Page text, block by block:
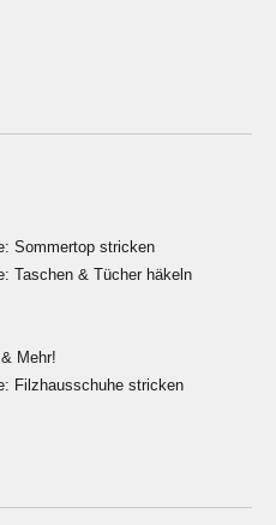
Sommertop stricken
Taschen & Tücher häkeln
Mehr!
Filzhausschuhe stricken